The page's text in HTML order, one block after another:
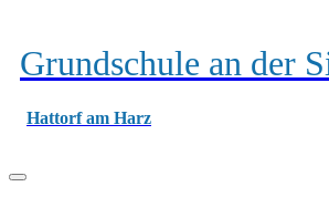
Grundschule an der
Hattorf am Harz